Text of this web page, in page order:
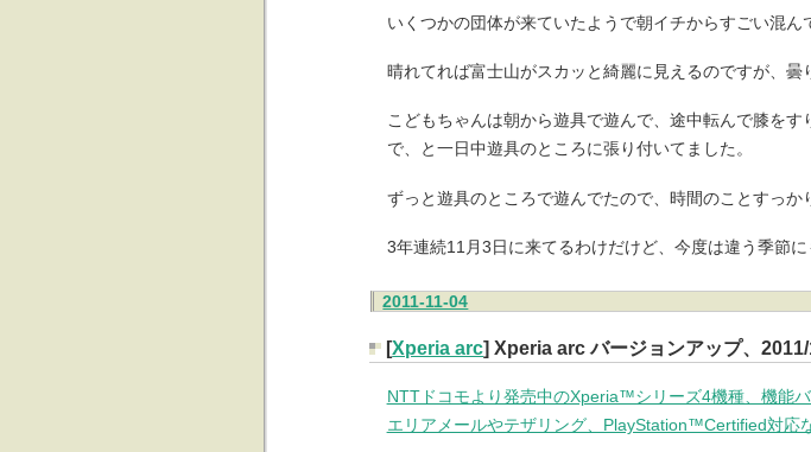
いくつかの団体が来ていたようで朝イチからすごい混ん
晴れてれば富士山がスカッと綺麗に見えるのですが、曇
こどもちゃんは朝から遊具で遊んで、途中転んで膝を
で、と一日中遊具のところに張り付いてました。
ずっと遊具のところで遊んでたので、時間のことすっか
3年連続11月3日に来てるわけだけど、今度は違う季節に
2011-11-04
[Xperia arc] Xperia arc バージョンアップ、2011/
NTTドコモより発売中のXperia™シリーズ4機種、機能
エリアメールやテザリング、PlayStation™Certified対応